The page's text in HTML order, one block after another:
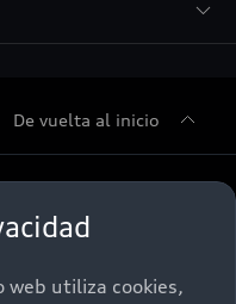
web utiliza cookies,
De vuelta al inicio